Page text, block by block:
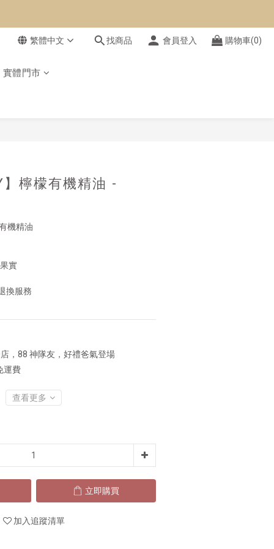
繁體中文 找商品 會員登入 購物車(0)
實體門市
】檸檬有機精油 -
機精油
實
換服務
，88 神隊友，好禮爸氣登場
運費
查看更多
立即購買
加入追蹤清單